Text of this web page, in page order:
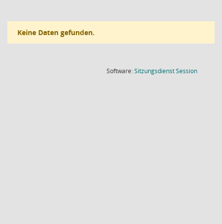
Keine Daten gefunden.
Software:SitzungsdienstSession(Wird in